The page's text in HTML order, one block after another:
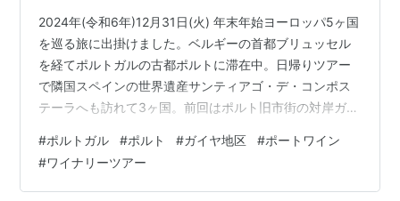
2024年(令和6年)12月31日(火) 年末年始ヨーロッパ5ヶ国
を巡る旅に出掛けました。ベルギーの首都ブリュッセル
を経てポルトガルの古都ポルトに滞在中。日帰りツアー
で隣国スペインの世界遺産サンティアゴ・デ・コンポス
テーラへも訪れて3ヶ国。前回はポルト旧市街の対岸ガイ
た。 fuwari-x.hatenablog.com ランチを終えてもうしば
らく時間つぶし。リベイラ地区はフニクラーレで高低差
を埋めますが、ガイア地区にはロープウェイがありま
#ポルトガル #ポルト #ガイヤ地区 #ポートワイン
#ワイナリーツアー